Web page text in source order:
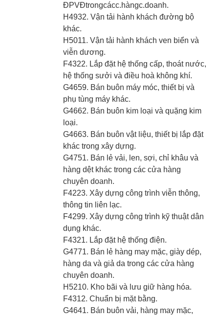
ĐPVĐtrongcácc.hàngc.doanh.
H4932. Vận tải hành khách đường bộ
khác.
H5011. Vận tải hành khách ven biển và
viễn dương.
F4322. Lắp đặt hệ thống cấp, thoát nước,
hệ thống sưởi và điều hoà không khí.
G4659. Bán buôn máy móc, thiết bị và
phụ tùng máy khác.
G4662. Bán buôn kim loại và quặng kim
loại.
G4663. Bán buôn vật liệu, thiết bị lắp đặt
khác trong xây dựng.
G4751. Bán lẻ vải, len, sợi, chỉ khâu và
hàng dệt khác trong các cửa hàng
chuyên doanh.
F4223. Xây dựng công trình viễn thông,
thông tin liên lạc.
F4299. Xây dựng công trình kỹ thuật dân
dụng khác.
F4321. Lắp đặt hệ thống điện.
G4771. Bán lẻ hàng may mặc, giày dép,
hàng da và giả da trong các cửa hàng
chuyên doanh.
H5210. Kho bãi và lưu giữ hàng hóa.
F4312. Chuẩn bị mặt bằng.
G4641. Bán buôn vải, hàng may mặc,